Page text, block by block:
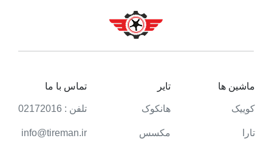
ماشین ها
کوییک
تارا
تایر
هانکوک
مکسس
تماس با ما
تلفن : 02172016
info@tireman.ir